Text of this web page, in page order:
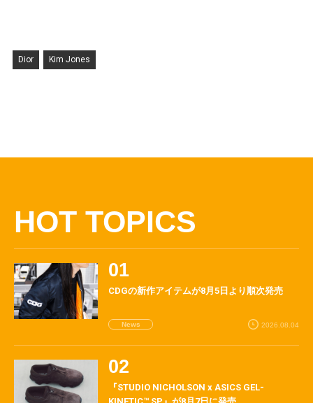
Dior Kim Jones
HOT TOPICS
CDGの新作アイテムが8月5日より順次発売
News 2026.08.04
『STUDIO NICHOLSON x ASICS GEL-